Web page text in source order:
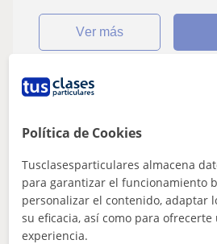
ver más
14
Vitoria-Gasteiz, Donostia-San...
Inglés
Política de Cookies
Tusclasesparticulares almacena
para garantizar el funcionamiento
personalizar el contenido, adaptar
su eficacia, así como para
experiencia.